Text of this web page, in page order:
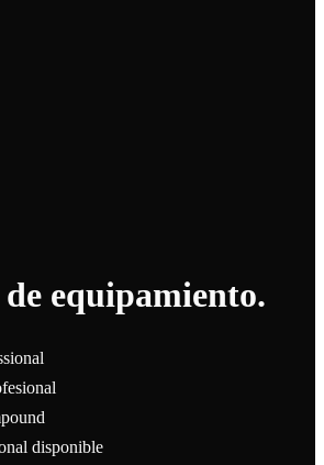
equipamiento.
disponible